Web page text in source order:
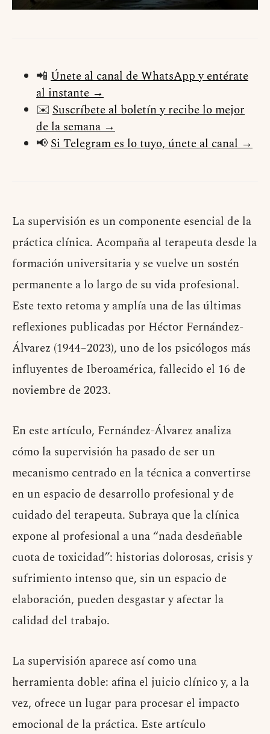
📲 Únete al canal de WhatsApp y entérate
al instante →
✉️ Suscríbete al boletín y recibe lo mejor
de la semana →
📢Si Telegram es lo tuyo, únete al canal →
La supervisión es un componente esencial de la
práctica clínica. Acompaña al terapeuta desde la
formación universitaria y se vuelve un sostén
permanente a lo largo de su vida profesional.
Este texto retoma y amplía una de las últimas
reflexiones publicadas por Héctor Fernández-
Álvarez (1944–2023), uno de los psicólogos más
influyentes de Iberoamérica, fallecido el 16 de
noviembre de 2023.
En este artículo, Fernández-Álvarez analiza
cómo la supervisión ha pasado de ser un
mecanismo centrado en la técnica a convertirse
en un espacio de desarrollo profesional y de
cuidado del terapeuta. Subraya que la clínica
expone al profesional a una “nada desdeñable
cuota de toxicidad”: historias dolorosas, crisis y
sufrimiento intenso que, sin un espacio de
elaboración, pueden desgastar y afectar la
calidad del trabajo.
La supervisión aparece así como una
herramienta doble: afina el juicio clínico y, a la
vez, ofrece un lugar para procesar el impacto
emocional de la práctica. Este artículo